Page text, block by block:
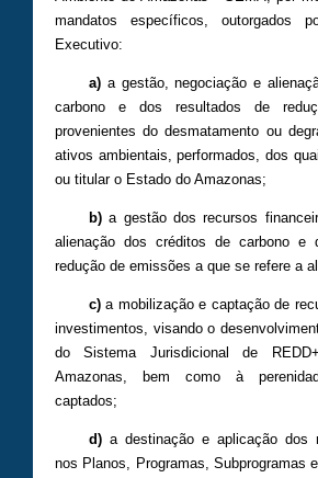
mandatos específicos, outorgados
Executivo:
a)a gestão, negociação e
carbono e dos resultados de
provenientes do desmatamento ou
ativos ambientais, performados, dos
ou titular o Estado do Amazonas;
b)a gestão dos recursos
alienação dos créditos de carbono e
redução de emissões a que se refere a
c)a mobilização e captação de
investimentos, visando o
do Sistema Jurisdicional de
Amazonas, bem como à
captados;
d)a destinação e aplicação dos
nos Planos, Programas, Subprogramas